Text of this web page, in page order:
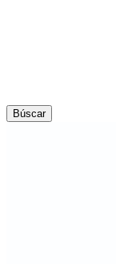
Búscar